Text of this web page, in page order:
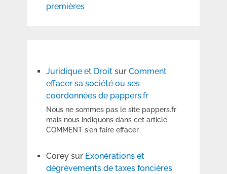
premières
Juridique et Droitsur Comment
effacer sa société ou ses
coordonnées de pappers.fr
Nous ne sommes pas le site pappers.fr
mais nous indiquons dans cet article
COMMENT s'en faire effacer.
Coreysur Exonérations et
dégrèvements de taxes foncières